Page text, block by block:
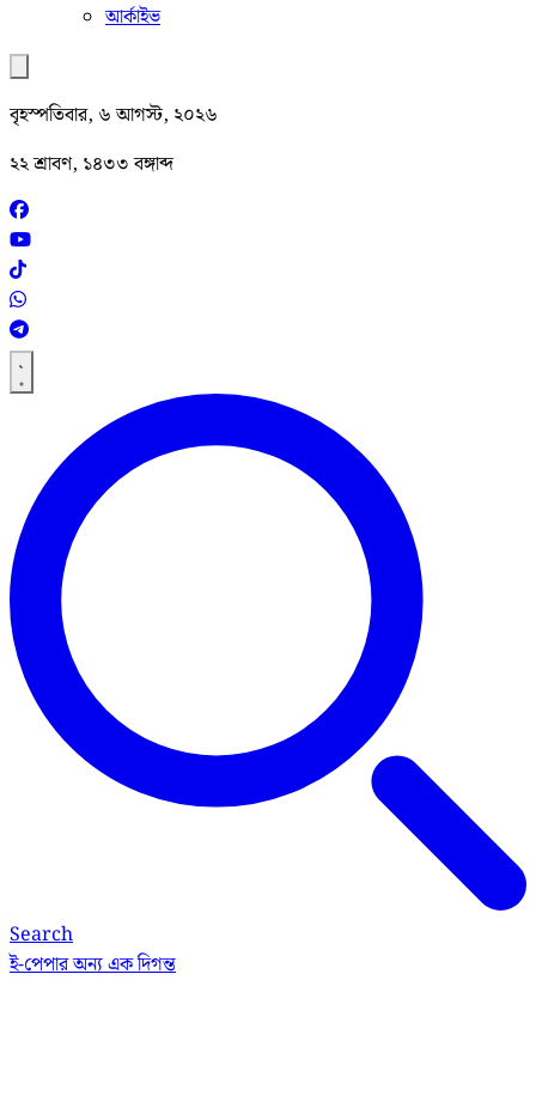
আর্কাইভ
বৃহস্পতিবার, ৬ আগস্ট, ২০২৬
২২ শ্রাবণ, ১৪৩৩ বঙ্গাব্দ
Search
ই-পেপারঅন্য এক দিগন্ত